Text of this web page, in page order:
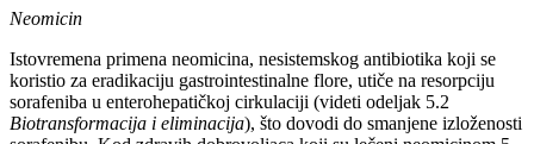
Neomicin
Istovremena primena neomicina, nesistemskog antibiotika koji se
koristio za eradikaciju gastrointestinalne flore, utiče na resorpciju
sorafeniba u enterohepatičkoj cirkulaciji (videti odeljak 5.2
Biotransformacija i eliminacija), što dovodi do smanjene izloženosti